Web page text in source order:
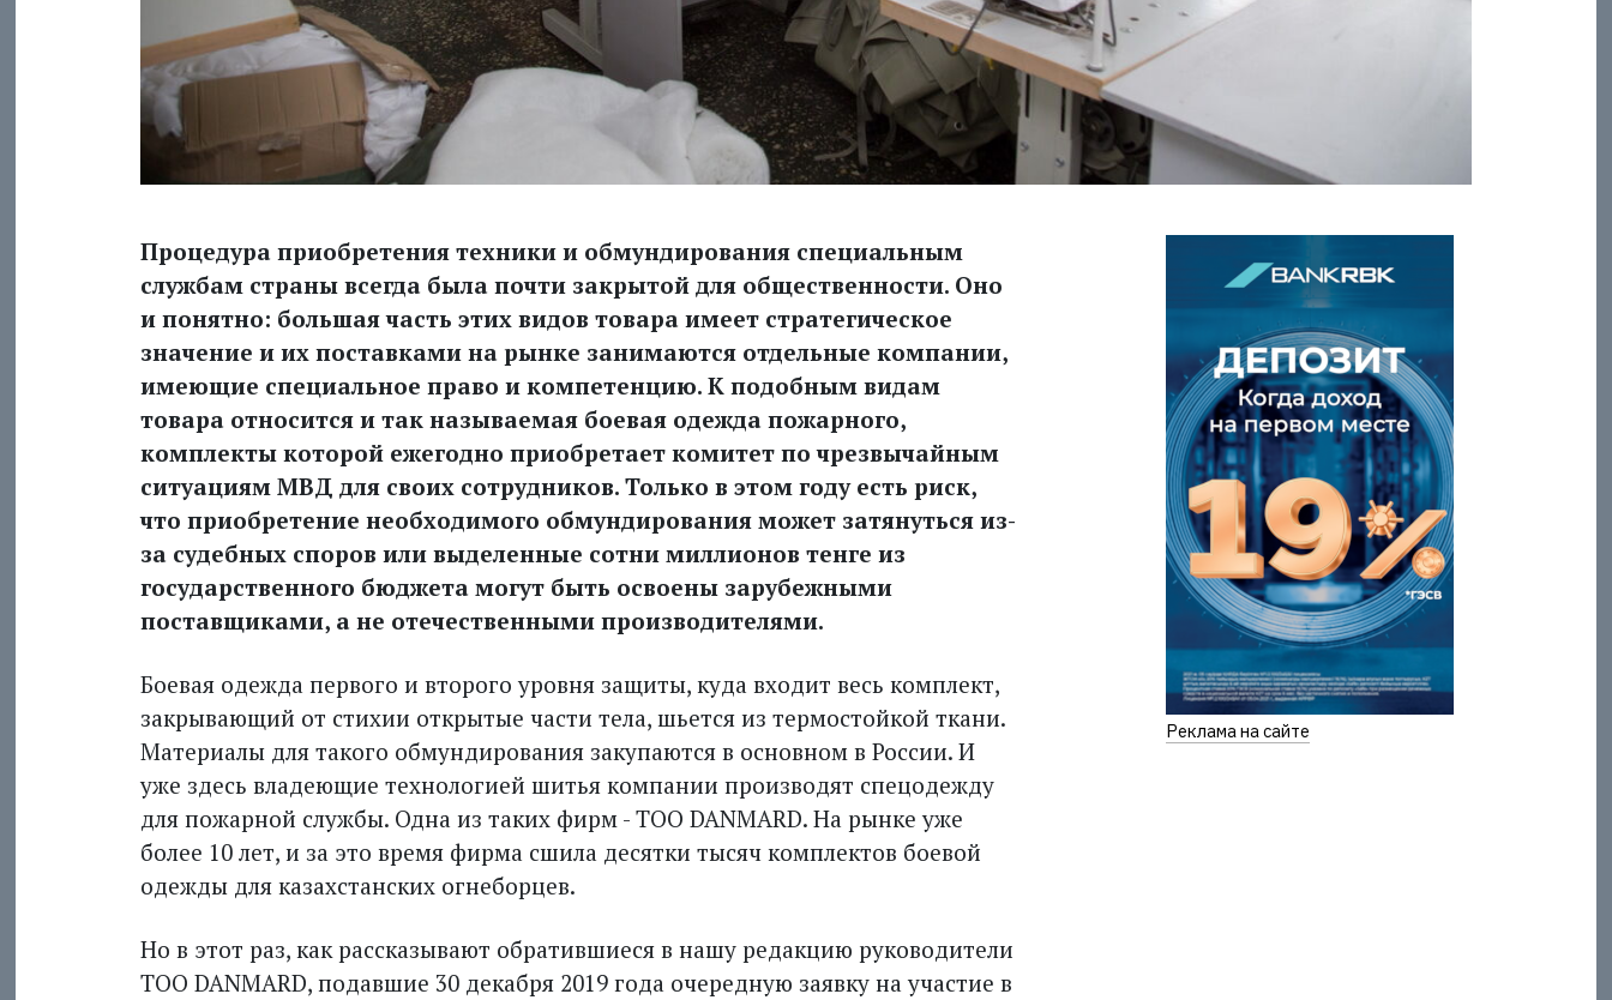
Процедура приобретения техники и обмундирования специальным
службам страны всегда была почти закрытой для общественности. Оно
и понятно: большая часть этих видов товара имеет стратегическое
значение и их поставками на рынке занимаются отдельные компании,
имеющие специальное право и компетенцию. К подобным видам
товара относится и так называемая боевая одежда пожарного,
комплекты которой ежегодно приобретает комитет по чрезвычайным
ситуациям МВД для своих сотрудников. Только в этом году есть риск,
что приобретение необходимого обмундирования может затянуться из-
за судебных споров или выделенные сотни миллионов тенге из
государственного бюджета могут быть освоены зарубежными
поставщиками, а не отечественными производителями.
Боевая одежда первого и второго уровня защиты, куда входит весь комплект,
закрывающий от стихии открытые части тела, шьется из термостойкой ткани.
Материалы для такого обмундирования закупаются в основном в России. И
уже здесь владеющие технологией шитья компании производят спец­одежду
для пожарной службы. Одна из таких фирм - ТОО DANMARD. На рынке уже
более 10 лет, и за это время фирма сшила десятки тысяч комплектов боевой
одежды для казахстанских огнеборцев.
Но в этот раз, как рассказывают обратившиеся в нашу редакцию руководители
ТОО DANMARD, подавшие 30 декабря 2019 года очередную заявку на участие в
Реклама на сайте